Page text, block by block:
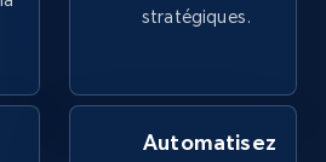
Product description,
Images, Variations, and
stratégiques.
Automatisez